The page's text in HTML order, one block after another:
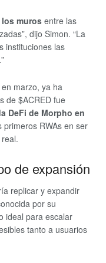
muros entre las
dijo Simon. “La
instituciones las
marzo, ya ha
de $ACRED fue
DeFi de Morpho en
RWAs en ser
de expansión
replicar y expandir
por su
ideal para escalar
tanto a usuarios